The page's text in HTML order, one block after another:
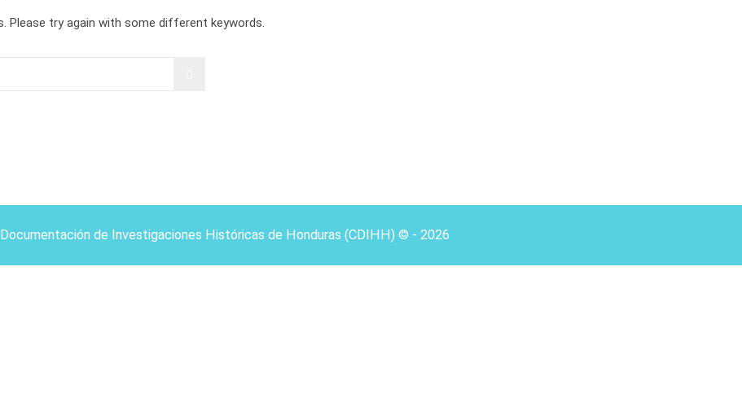
Please try again with some different keywords.
de Investigaciones Históricas de Honduras (CDIHH) © - 2026